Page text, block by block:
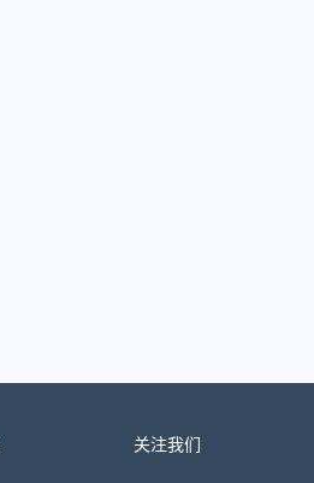
关注我们